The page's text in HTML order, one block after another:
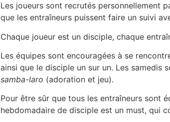
Les joueurs sont recrutés personnellement
que les entraîneurs puissent faire un suivi
Chaque joueur est un disciple, chaque
Les équipes sont encouragées à se
ainsi que le disciple un sur un. Les samedis
samba-laro (adoration et jeu).
Pour être sûr que tous les entraîneurs sont
hebdomadaire de disciple est un must, qui